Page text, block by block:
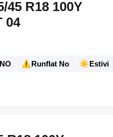
45 R18 100Y
04
⚠️Runflat No ☀️Estivi